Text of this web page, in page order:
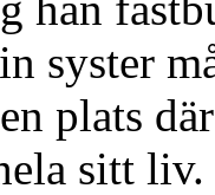
syster
plats
sitt liv.